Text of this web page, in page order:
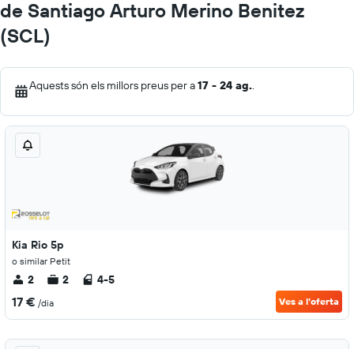
de Santiago Arturo Merino Benitez
(SCL)
Aquests són els millors preus per a17 - 24 ag..
Kia Rio 5p
o similar Petit
2 2 4-5
17 € /dia Ves a l'oferta